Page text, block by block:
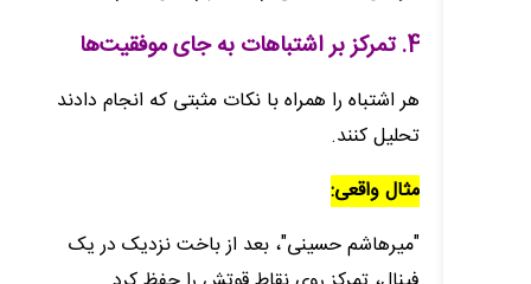
4. تمرکز بر اشتباهات به جای موفقیت‌ها
هر اشتباه را همراه با نکات مثبتی که انجام دادند
تحلیل کنند.
مثال واقعی:
"میرهاشم حسینی"، بعد از باخت نزدیک در یک